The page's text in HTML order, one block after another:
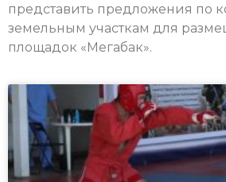
представить предложения по
земельным участкам для
площадок «Мегабак».